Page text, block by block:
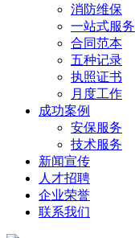
消防维保
一站式服务
合同范本
五种记录
执照证书
月度工作
成功案例
安保服务
技术服务
新闻宣传
人才招聘
企业荣誉
联系我们